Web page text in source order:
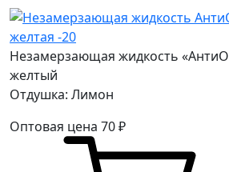
Незамерзающая жидкость
желтый
Отдушка: Лимон
Оптовая цена 70₽